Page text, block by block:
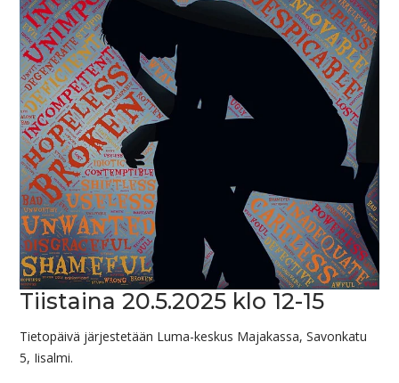
Tiistaina 20.5.2025 klo 12-15
Tietopäivä järjestetään Luma-keskus Majakassa, Savonkatu
5, Iisalmi.